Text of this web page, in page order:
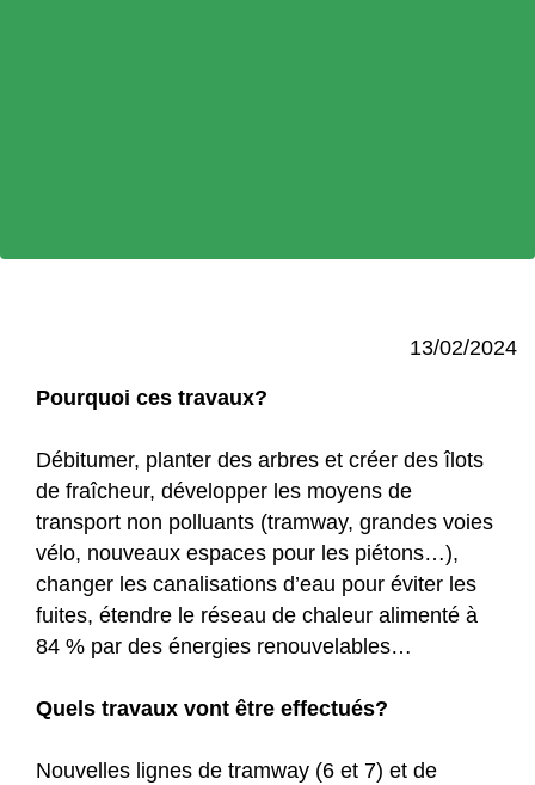
13/02/2024
Pourquoi ces travaux?
Débitumer, planter des arbres et créer des îlots
de fraîcheur, développer les moyens de
transport non polluants (tramway, grandes voies
vélo, nouveaux espaces pour les piétons…),
changer les canalisations d’eau pour éviter les
fuites, étendre le réseau de chaleur alimenté à
84 % par des énergies renouvelables…
Quels travaux vont être effectués?
Nouvelles lignes de tramway (6 et 7) et de